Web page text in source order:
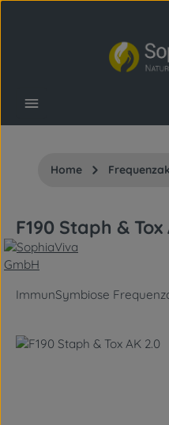
Zum Hauptinhalt springen
Home
F190 Staph & Tox
ImmunSymbiose
Bildergalerie überspringen